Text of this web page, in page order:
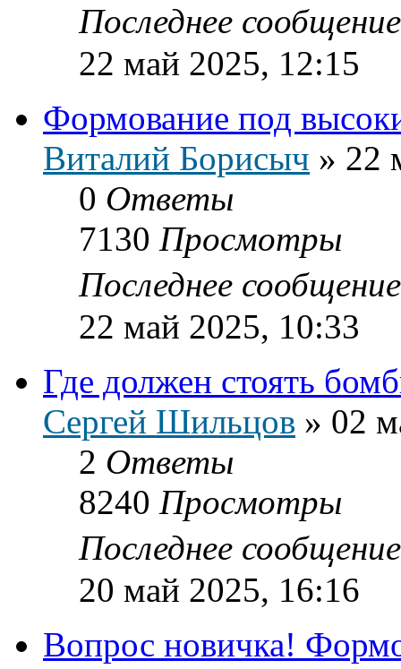
Последнее
22 май 2025, 12:15
Формование под
Виталий Борисыч » 22
0 Ответы
7130 Просмотры
Последнее
22 май 2025, 10:33
Где должен стоять
Сергей Шильцов » 02
2 Ответы
8240 Просмотры
Последнее
20 май 2025, 16:16
Вопрос новичка!